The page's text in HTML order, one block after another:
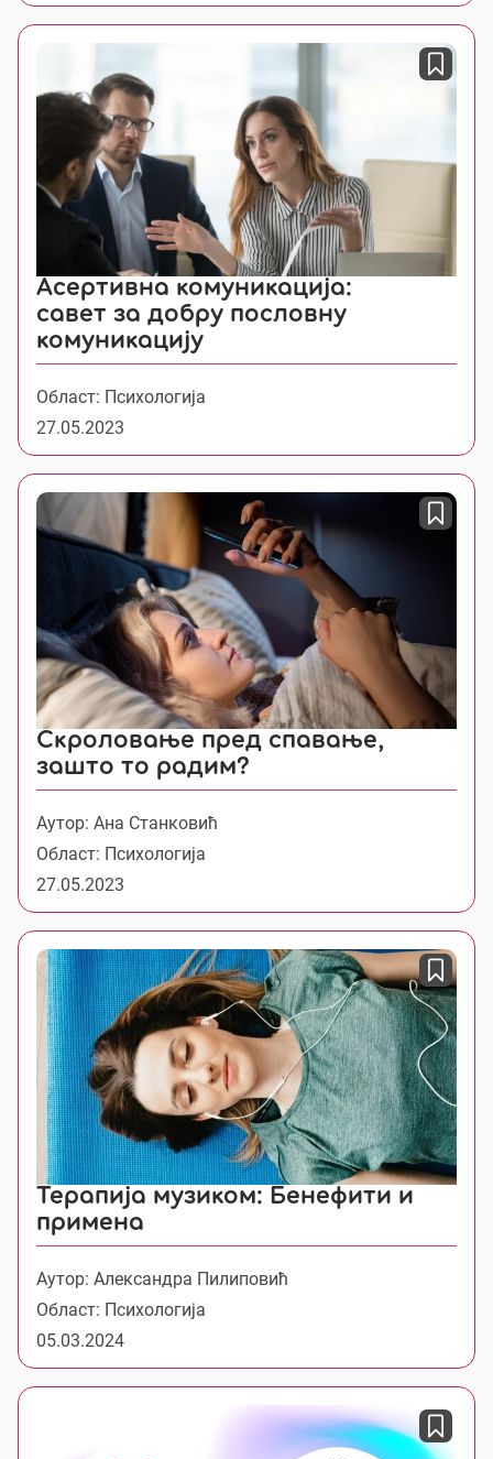
Асертивна комуникација:
савет за добру пословну
комуникацију
Област: Психологија
27.05.2023
Скроловање пред спавање,
зашто то радим?
Аутор: Ана Станковић
Област: Психологија
27.05.2023
Терапија музиком: Бенефити и
примена
Аутор: Александра Пилиповић
Област: Психологија
05.03.2024